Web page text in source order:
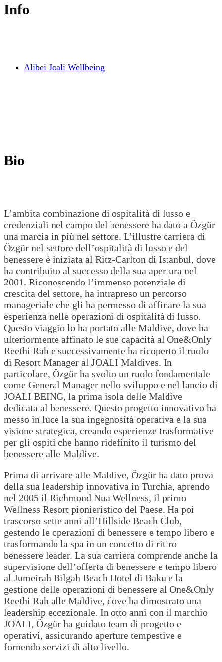
Info
Alibei Joali Wellbeing
Bio
L’ambita combinazione di ospitalità di lusso e
credenziali nel campo del benessere ha dato a Özgür
una marcia in più nel settore. L’illustre carriera di
Özgür nel settore dell’ospitalità di lusso e del
benessere è iniziata al Ritz-Carlton di Istanbul, dove
ha contribuito al successo della sua apertura nel
2001. Riconoscendo l’immenso potenziale di
crescita del settore, ha intrapreso un percorso
manageriale che gli ha permesso di affinare la sua
esperienza nelle operazioni di ospitalità di lusso.
Questo viaggio lo ha portato alle Maldive, dove ha
ulteriormente affinato le sue capacità al One&Only
Reethi Rah e successivamente ha ricoperto il ruolo
di Resort Manager al JOALI Maldives. In
particolare, Özgür ha svolto un ruolo fondamentale
come General Manager nello sviluppo e nel lancio di
JOALI BEING, la prima isola delle Maldive
dedicata al benessere. Questo progetto innovativo ha
messo in luce la sua ingegnosità operativa e la sua
visione strategica, creando esperienze trasformative
per gli ospiti che hanno ridefinito il turismo del
benessere alle Maldive.
Prima di arrivare alle Maldive, Özgür ha dato prova
della sua leadership innovativa in Turchia, aprendo
nel 2005 il Richmond Nua Wellness, il primo
Wellness Resort pionieristico del Paese. Ha poi
trascorso sette anni all’Hillside Beach Club,
gestendo le operazioni di benessere e tempo libero e
trasformando la spa in un concetto di ritiro
benessere leader. La sua carriera comprende anche la
supervisione dell’offerta di benessere e tempo libero
al Jumeirah Bilgah Beach Hotel di Baku e la
gestione delle operazioni di benessere al One&Only
Reethi Rah alle Maldive, dove ha dimostrato una
leadership eccezionale. In otto anni con il marchio
JOALI, Özgür ha guidato team di progetto e
operativi, assicurando aperture tempestive e
fornendo servizi di alto livello.